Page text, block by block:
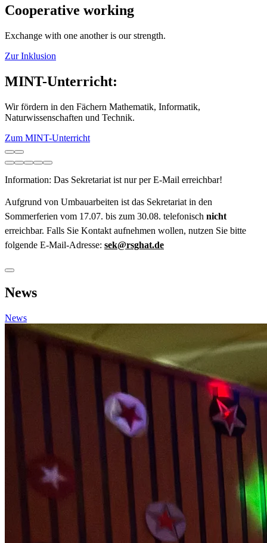
Cooperative working
Exchange with one another is our strength.
Zur Inklusion
MINT-Unterricht:
Wir fördern in den Fächern Mathematik, Informatik,
Naturwissenschaften und Technik.
Zum MINT-Unterricht
Information: Das Sekretariat ist nur per E-Mail erreichbar!
Aufgrund von Umbauarbeiten ist das Sekretariat in den
Sommerferien vom 17.07. bis zum 30.08. telefonisch nicht
erreichbar. Falls Sie Kontakt aufnehmen wollen, nutzen Sie bitte
folgende E-Mail-Adresse: sek@rsghat.de
News
News